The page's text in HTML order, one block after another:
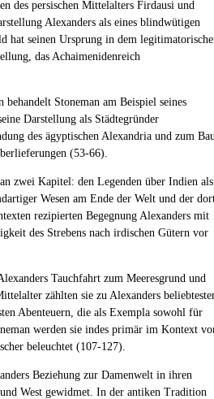
des persischen Mittelalters Firdausi und
Alexanders als eines blindwütigen
hat seinen Ursprung in dem
das Achaimenidenreich
Stoneman am Beispiel seines
Darstellung als Städtegründer
des ägyptischen Alexandria und zum
(53-66).
zwei Kapitel: den Legenden über Indien als
Wesen am Ende der Welt und der
rezipierten Begegnung Alexanders mit
des Strebens nach irdischen Gütern vor
Tauchfahrt zum Meeresgrund und
zählten sie zu Alexanders
Abenteuern, die als Exempla sowohl für
werden sie indes primär im Kontext
beleuchtet (107-127).
Beziehung zur Damenwelt in ihren
West gewidmet. In der antiken Tradition